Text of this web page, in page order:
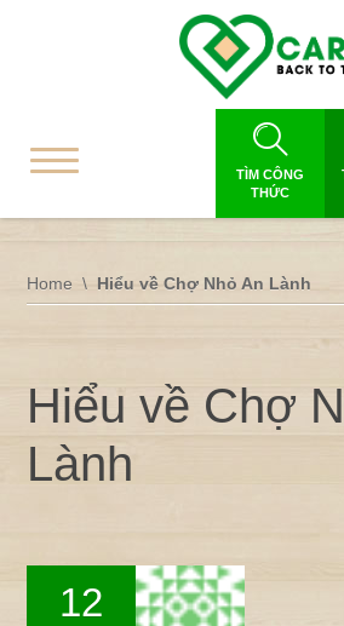
TÌM CÔNG
THỨC
Home Hiểu về Chợ Nhỏ An Lành
Hiểu về Chợ
Lành
12